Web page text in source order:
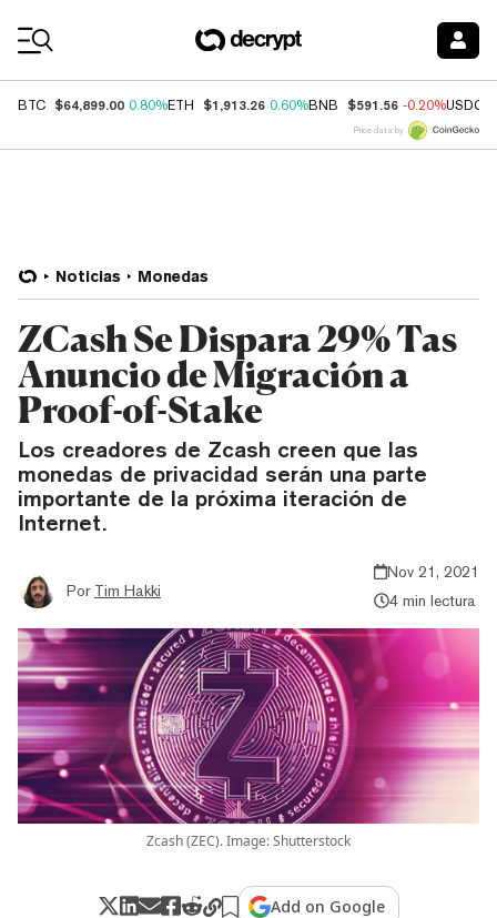
BTC $64,899.00 0.80%ETH $1,913.26 0.60%BNB $591.56 -0.20%USDC
Price data by
Noticias Monedas
ZCash Se Dispara 29% Tas
Anuncio de Migración a
Proof-of-Stake
Los creadores de Zcash creen que las
monedas de privacidad serán una parte
importante de la próxima iteración de
Internet.
Por Tim Hakki
Nov 21, 2021
4 min lectura
Zcash (ZEC). Image: Shutterstock
Add on Google